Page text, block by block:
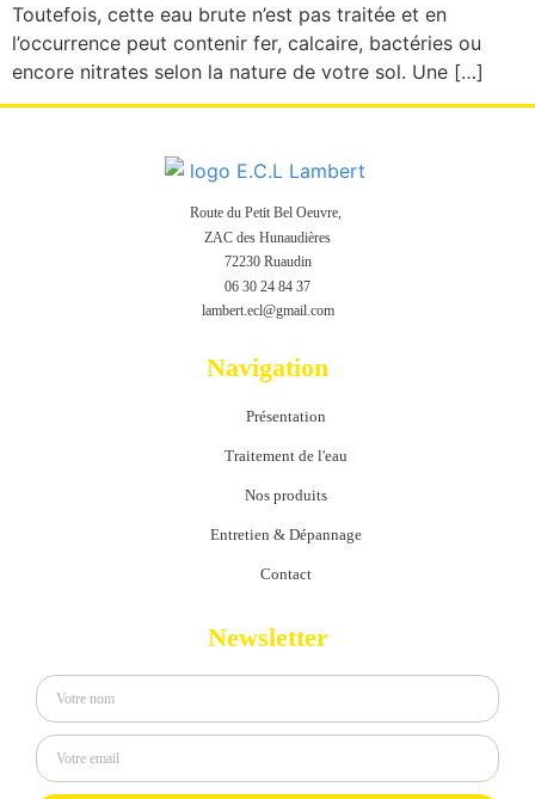
Toutefois, cette eau brute n’est pas traitée et en
l’occurrence peut contenir fer, calcaire, bactéries ou
encore nitrates selon la nature de votre sol. Une […]
Route du Petit Bel Oeuvre,
ZAC des Hunaudières
72230 Ruaudin
06 30 24 84 37
lambert.ecl@gmail.com
Navigation
Présentation
Traitement de l'eau
Nos produits
Entretien & Dépannage
Contact
Newsletter